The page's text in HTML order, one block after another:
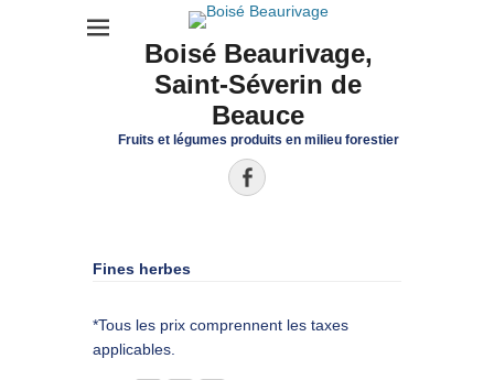
Boisé Beaurivage,
Saint-Séverin de
Beauce
Fruits et légumes produits en milieu forestier
Facebook
Fines herbes
*Tous les prix comprennent les taxes
applicables.